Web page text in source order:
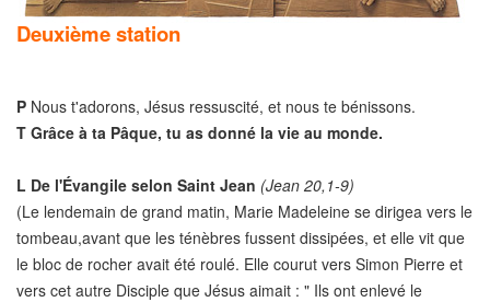
Deuxième station
P Nous t'adorons, Jésus ressuscité, et nous te bénissons.
T Grâce à ta Pâque, tu as donné la vie au monde.
L De l'Évangile selon Saint Jean (Jean 20,1-9)
(Le lendemain de grand matin, Marie Madeleine se dirigea vers le
tombeau,avant que les ténèbres fussent dissipées, et elle vit que
le bloc de rocher avait été roulé. Elle courut vers Simon Pierre et
vers cet autre Disciple que Jésus aimait : " Ils ont enlevé le